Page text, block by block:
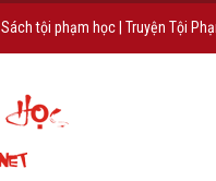
Sách tội phạm học Truyện Tội